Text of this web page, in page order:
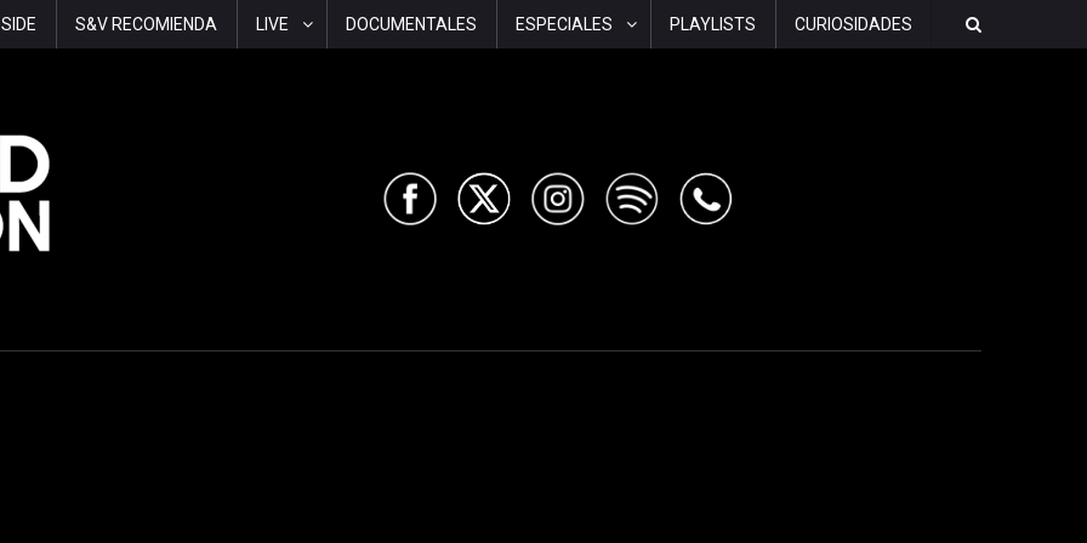
S&V RECOMIENDA LIVE DOCUMENTALES ESPECIALES PLAYLISTS CURIOSIDADES